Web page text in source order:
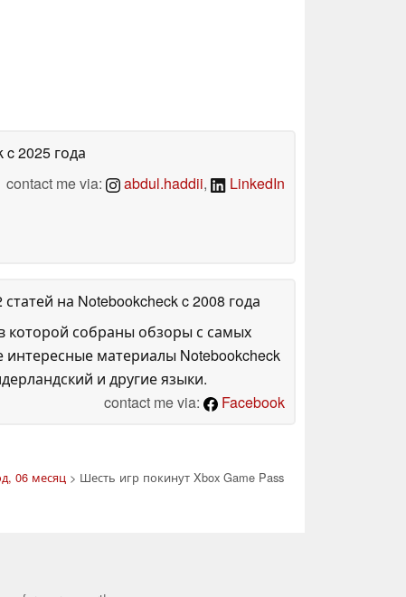
c 2025 года
contact me via:
abdul.haddii, LinkedIn
статей на Notebookcheckc 2008 года
которой собраны обзоры с самых
материалы Notebookcheck
и другие языки.
contact me via:
Facebook
06 месяц > Шесть игр покинут Xbox Game Pass